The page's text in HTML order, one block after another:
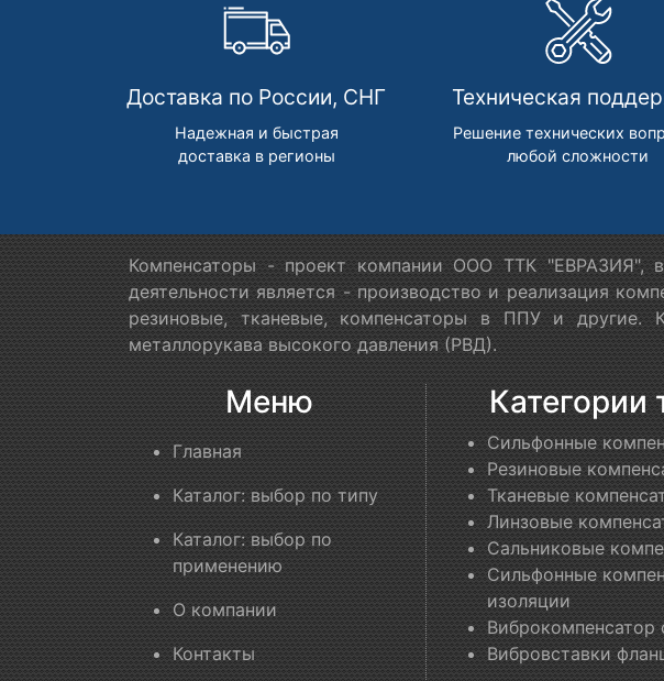
Доставка по России, СНГ
Надежная и быстрая
доставка в регионы
Техническая
Решение технических
любой сложности
Компенсаторы - проект компании ООО ТТК "ЕВРАЗИЯ",
деятельности является - производство и реализация
резиновые, тканевые, компенсаторы в ППУ и другие.
металлорукава высокого давления (РВД).
Меню
Главная
Каталог: выбор по типу
Каталог: выбор по
применению
О компании
Контакты
Категории
Сильфонные
Резиновые
Тканевые
Линзовые
Сальниковые
Сильфонные
изоляции
Виброкомпенсатор
Вибровставки